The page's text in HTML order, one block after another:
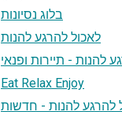
בלוג נסיונות
לאכול להרגע להנות
להנות - תיירות ופנאי
Eat Relax Enjoy
להרגע להנות - חדשות